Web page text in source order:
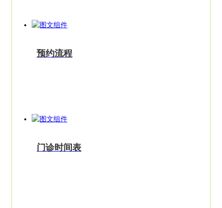
预约流程
门诊时间表